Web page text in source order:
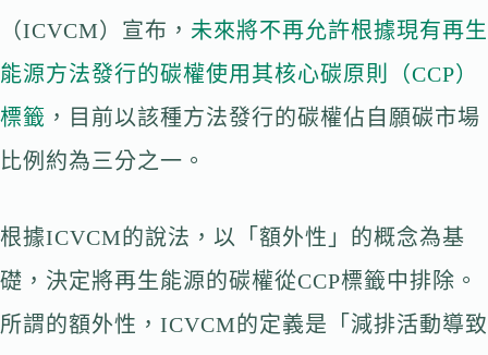
（ICVCM）宣布， 未來將不再允許根據現有再生
能源方法發行的碳權使用其核心碳原則（CCP）
標籤 ，目前以該種方法發行的碳權佔自願碳市場
比例約為三分之一。
根據ICVCM的說法，以「額外性」的概念為基
礎，決定將再生能源的碳權從CCP標籤中排除。
所謂的額外性，ICVCM的定義是「減排活動導致